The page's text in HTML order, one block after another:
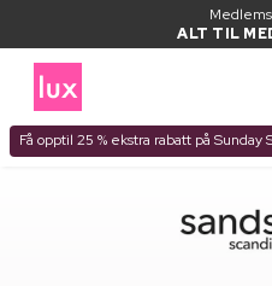
ALT TIL
Få opptil 25 % ekstra rabatt på Sunday